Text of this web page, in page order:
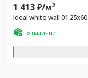
1 413 ₽/м2
Ideal white wall 01 25х60
В наличии